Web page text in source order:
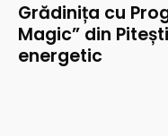
Grădinița cu
Magic” din
energetic